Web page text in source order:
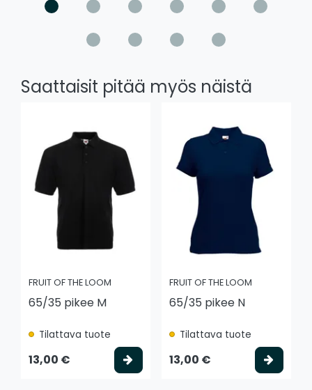
Saattaisit pitää myös näistä
FRUIT OF THE LOOM
65/35 pikee M
Tilattava tuote
13,00 € Valitse vaihtoehto
FRUIT OF THE LOOM
65/35 pikee N
Tilattava tuote
13,00 €